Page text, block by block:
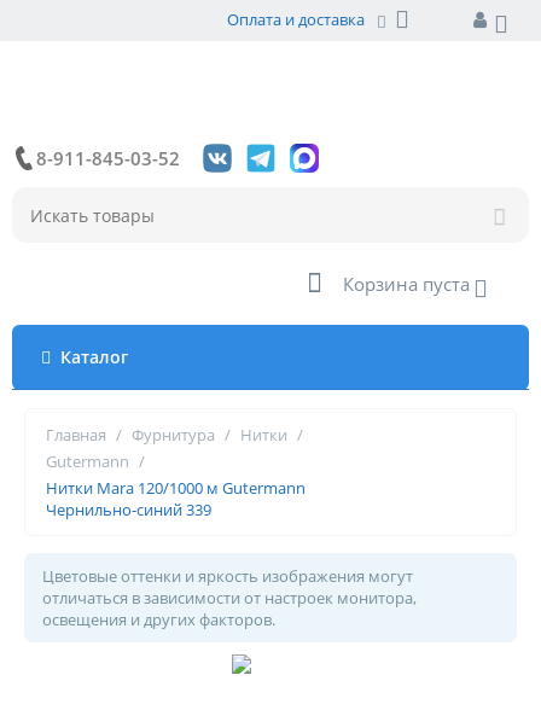
Оплата и доставка
8-911-845-03-52
Корзина пуста
Каталог
Главная / Фурнитура / Нитки /
Gutermann /
Нитки Mara 120/1000 м Gutermann
Чернильно-синий 339
Цветовые оттенки и яркость изображения могут
отличаться в зависимости от настроек монитора,
освещения и других факторов.